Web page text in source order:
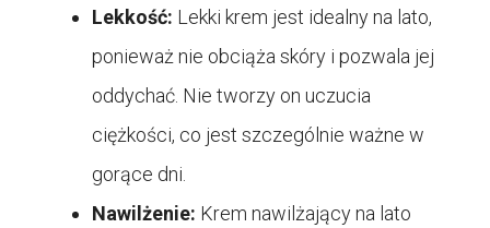
Lekkość: Lekki krem jest idealny na lato,
ponieważ nie obciąża skóry i pozwala jej
oddychać. Nie tworzy on uczucia
ciężkości, co jest szczególnie ważne w
gorące dni.
Nawilżenie: Krem nawilżający na lato